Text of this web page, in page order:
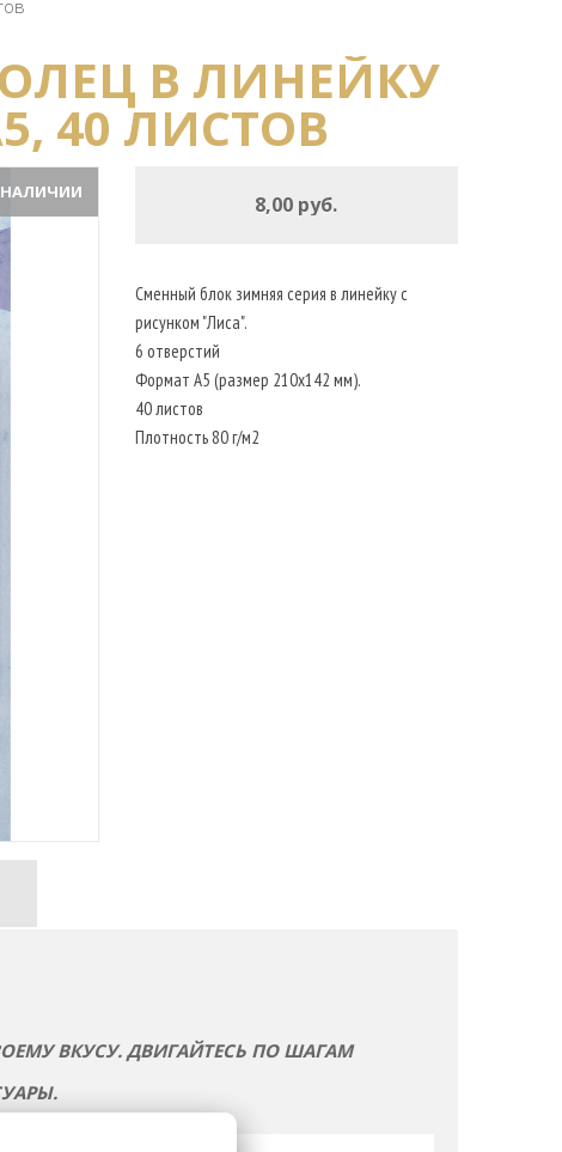
В ЛИНЕЙКУ
40 ЛИСТОВ
НАЛИЧИИ 8,00 руб.
Сменный блок зимняя серия в линейку с
рисунком "Лиса".
6 отверстий
Формат А5 (размер 210х142 мм).
40 листов
Плотность 80 г/м2
ВКУСУ. ДВИГАЙТЕСЬ ПО ШАГАМ